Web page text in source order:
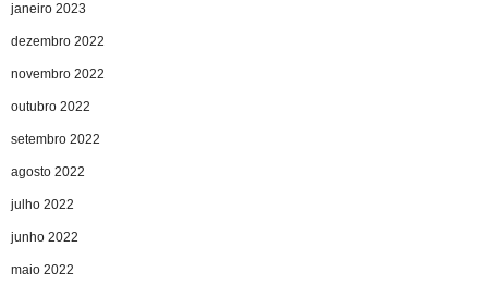
janeiro 2023
dezembro 2022
novembro 2022
outubro 2022
setembro 2022
agosto 2022
julho 2022
junho 2022
maio 2022